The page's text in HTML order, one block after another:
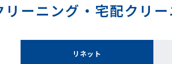
リーニング・ 宅配クリ
リネット